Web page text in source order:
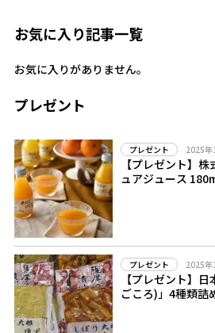
お気に入り記事一覧
お気に入りがありません。
プレゼント
プレゼント 2025年
【プレゼント】
ュアジュース
プレゼント 2025年
【プレゼント】
ごころ)」4種類詰